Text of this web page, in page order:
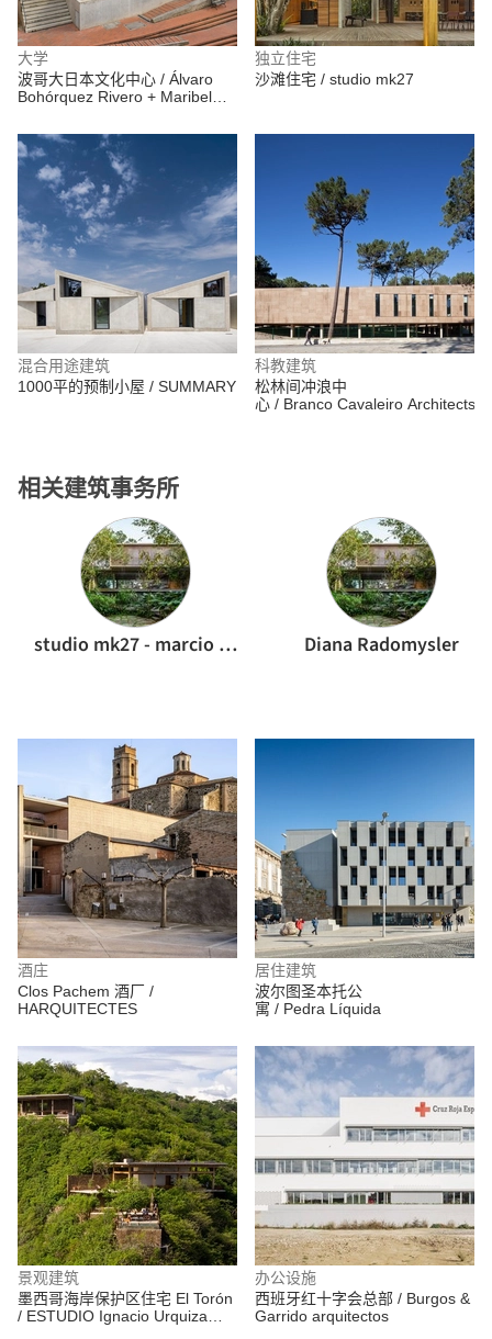
大学
波哥大日本文化中心 / Álvaro
Bohórquez Rivero + Maribel
独立住宅
沙滩住宅 / studio mk27
混合用途建筑
1000平的预制小屋 / SUMMARY
相关建筑事务所
studio mk27 - marcio kogan Diana Radomysler
科教建筑
松林间冲浪中
心 / Branco Cavaleiro Architects
酒庄
Clos Pachem 酒厂 /
HARQUITECTES
居住建筑
波尔图圣本托公
寓 / Pedra Líquida
景观建筑
墨西哥海岸保护区住宅 El Torón
/ ESTUDIO Ignacio Urquiza
办公设施
西班牙红十字会总部 / Burgos &
Garrido arquitectos